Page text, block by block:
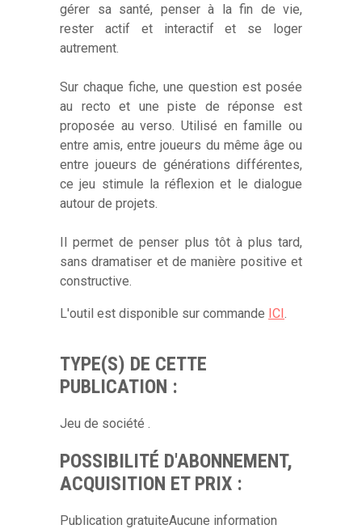
gérer sa santé, penser à la fin de vie,
rester actif et interactif et se loger
autrement.
Sur chaque fiche, une question est posée
au recto et une piste de réponse est
proposée au verso. Utilisé en famille ou
entre amis, entre joueurs du même âge ou
entre joueurs de générations différentes,
ce jeu stimule la réflexion et le dialogue
autour de projets.
Il permet de penser plus tôt à plus tard,
sans dramatiser et de manière positive et
constructive.
L'outil est disponible sur commande ICI.
TYPE(S) DE CETTE
PUBLICATION :
Jeu de société .
POSSIBILITÉ D'ABONNEMENT,
ACQUISITION ET PRIX :
Publication gratuiteAucune information